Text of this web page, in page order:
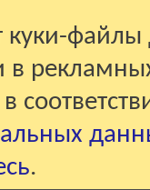
куки-файлы
в
в
.